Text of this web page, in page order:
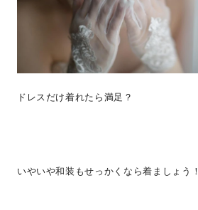
ドレスだけ着れたら満足？
いやいや和装もせっかくなら着ましょう！